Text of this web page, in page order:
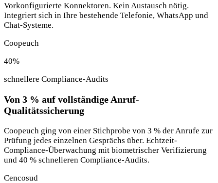
Vorkonfigurierte Konnektoren. Kein Austausch nötig.
Integriert sich in Ihre bestehende Telefonie, WhatsApp und
Chat-Systeme.
Coopeuch
40%
schnellere Compliance-Audits
Von 3 % auf vollständige Anruf-
Qualitätssicherung
Coopeuch ging von einer Stichprobe von 3 % der Anrufe zur
Prüfung jedes einzelnen Gesprächs über. Echtzeit-
Compliance-Überwachung mit biometrischer Verifizierung
und 40 % schnelleren Compliance-Audits.
Cencosud